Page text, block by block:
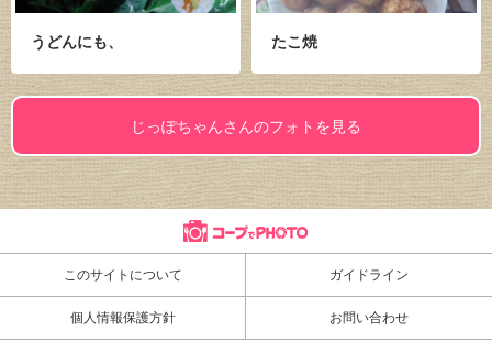
うどんにも、 たこ焼
じっぽちゃんさんのフォトを見る
このサイトについて ガイドライン
個人情報保護方針 お問い合わせ